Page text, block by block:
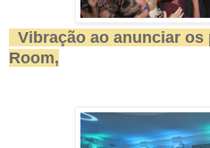
Vibração ao anunciar os
Room,